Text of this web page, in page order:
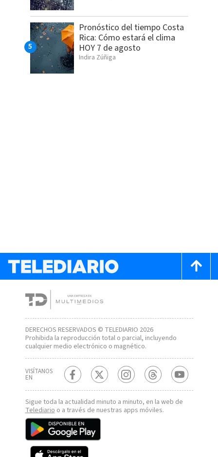
Pronóstico del tiempo Costa
Rica: Cómo estará el clima
HOY 7 de agosto
Indira Zúñiga
DERECHOS RESERVADOS © TELEDIARIO 2026
Prohibida la reproducción total o parcial, incluyendo
cualquier medio electrónico o magnético.
VISÍTANOS
EN
Sigue toda la actualidad minuto a minuto, en la web de
Telediarioo a través de nuestras apps móviles.